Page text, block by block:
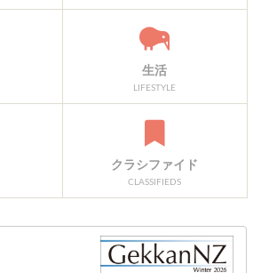
生活
LIFESTYLE
クラシファイド
CLASSIFIEDS